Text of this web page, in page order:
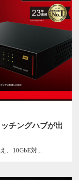
チングハブが出
、10GbE対...